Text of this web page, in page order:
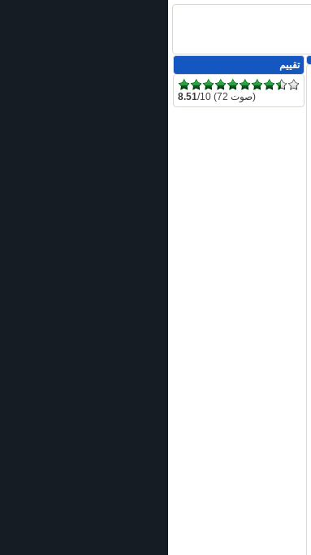
تقييم
8.51 /10 (72 صوت)